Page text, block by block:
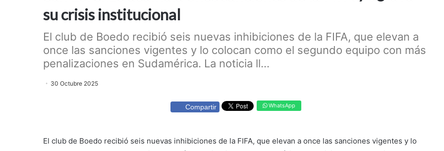
su crisis institucional
El club de Boedo recibió seis nuevas inhibiciones de la FIFA, que elevan a
once las sanciones vigentes y lo colocan como el segundo equipo con más
penalizaciones en Sudamérica. La noticia ll...
30 Octubre 2025
Compartir WhatsApp
El club de Boedo recibió seis nuevas inhibiciones de la FIFA, que elevan a once las sanciones vigentes y lo